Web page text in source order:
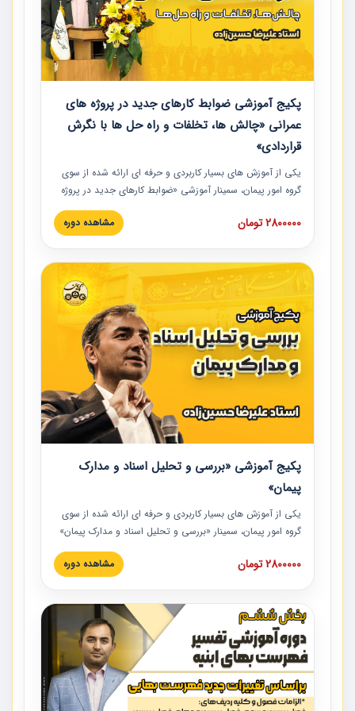
پکیج آموزشی ضوابط کارهای جدید در پروژه های
عمرانی «چالش ها، تخلفات و راه حل ها با نگرش
قراردادی»
یکی از آموزش‏‏‏‏‏‏ های بسیار کاربردی و حرفه‏ ای ارائه شده از سوی
گروه امور پیمان، سمینار آموزشی «ضوابط کارهای جدید در پروژه
های عمرانی» چالش ها، تخلفات و راه حل ها با نگرش قراردادی
است که در محل سندیکای شرکت های ساختمانی کشور ارائه شد.
مدارک پیمان به همراه تجربیات عملی ارائه شده است.
2800000 تومان مشاهده دوره
پکیج آموزشی «بررسی و تحلیل اسناد و مدارک
پیمان»
یکی از آموزش‏‏‏‏‏‏ های بسیار کاربردی و حرفه‏ ای ارائه شده از سوی
گروه امور پیمان، سمینار «بررسی و تحلیل اسناد و مدارک پیمان»
است که در دانشگاه صنعتی شریف ارائه شد. در این آموزش
نکات کلیدی مربوط به اسناد و مدارک پیمان، اولویت بندی اسناد
پیمان به همراه تجربیات عملی در این خصوص ارائه شده است.
2800000 تومان مشاهده دوره